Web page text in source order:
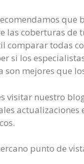
que
las coberturas de
comparar todas
si los
son mejores que
visitar nuestro
actualizaciones
punto de